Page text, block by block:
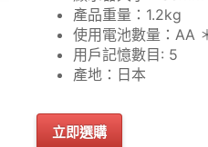
產品重量：1.2kg
使用電池數量：AA
用戶記憶數目: 5
產地：日本
立即選購